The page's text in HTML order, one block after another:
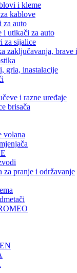
i kleme
kablove
za auto
i utikači za auto
za sijalice
zaključavanja, brave
grla, inastalacije
i razne uređaje
brisača
volana
za pranje i održavanje